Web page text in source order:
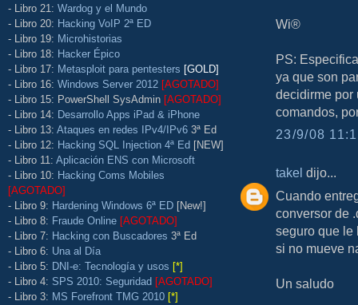
- Libro 21: Wardog y el Mundo
- Libro 20: Hacking VoIP 2ª ED
- Libro 19: Microhistorias
- Libro 18: Hacker Épico
- Libro 17: Metasploit para pentesters [GOLD]
- Libro 16: Windows Server 2012 [AGOTADO]
- Libro 15: PowerShell SysAdmin [AGOTADO]
- Libro 14: Desarrollo Apps iPad & iPhone
- Libro 13: Ataques en redes IPv4/IPv6 3ª Ed
- Libro 12: Hacking SQL Injection 4ª Ed [NEW]
- Libro 11: Aplicación ENS con Microsoft
- Libro 10: Hacking Coms Mobiles
[AGOTADO]
- Libro 9: Hardening Windows 6ª ED [New!]
- Libro 8: Fraude Online [AGOTADO]
- Libro 7: Hacking con Buscadores 3ª Ed
- Libro 6: Una al Día
- Libro 5: DNI-e: Tecnología y usos [*]
- Libro 4: SPS 2010: Seguridad [AGOTADO]
- Libro 3: MS Forefront TMG 2010 [*]
Wi®
PS:
ya que son
decidirme por
comandos,
23/9/08
takel dijo...
Cuando
conversor de
seguro que le
si no mueve
Un saludo